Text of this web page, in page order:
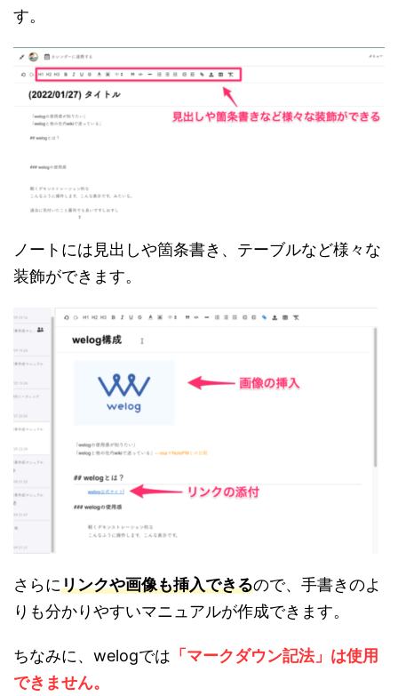
す。
ノートには見出しや箇条書き、テーブルなど様々な
装飾ができます。
さらにリンクや画像も挿入できるので、手書きのよ
りも分かりやすいマニュアルが作成できます。
ちなみに、 welogでは 「マークダウン記法」は使用
できません。